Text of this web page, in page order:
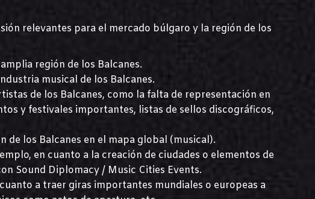
relevantes para el mercado búlgaro y la región de los
región de los Balcanes.
musical de los Balcanes.
de los Balcanes, como la falta de representación en
y festivales importantes, listas de sellos discográficos,
de los Balcanes en el mapa global (musical).
en cuanto a la creación de ciudades o elementos de
Sound Diplomacy / Music Cities Events.
a traer giras importantes mundiales o europeas a